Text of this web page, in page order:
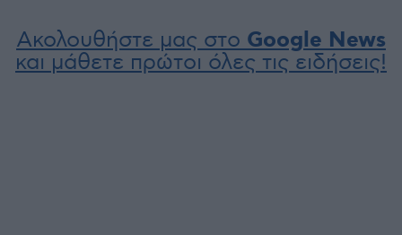
Ακολουθήστε μας στο Google News
και μάθετε πρώτοι όλες τις ειδήσεις!